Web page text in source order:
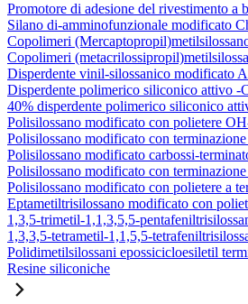
Promotore di adesione del rivestimento a
Silano di-amminofunzionale modificato
Copolimeri
Copolimeri
Disperdente vinil-silossanico modificato
Disperdente polimerico siliconico attivo
40% disperdente polimerico siliconico
Polisilossano modificato con polietere
Polisilossano modificato con
Polisilossano modificato carbossi-
Polisilossano modificato con
Polisilossano modificato con polietere a
Eptametiltrisilossano modificato con
1,3,5-trimetil-1,1,3,5,5-
1,3,3,5-tetrametil-1,1,5,5-
Polidimetilsilossani epossicicloesiletil
Resine siliconiche